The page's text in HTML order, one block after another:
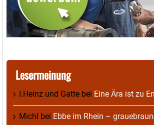
Lesermeinung
I.Heinz und Gatte bei Eine Ära ist zu
Michl bei Ebbe im Rhein –